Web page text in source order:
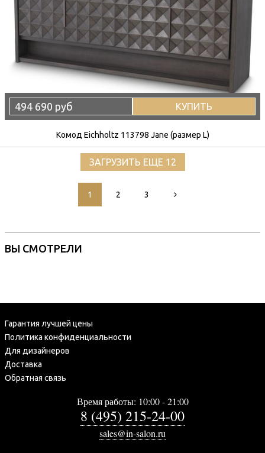
494 690 руб КУПИТЬ
Комод Eichholtz 113798 Jane (размер L)
ЗАГРУЗИТЬ ЕЩЕ 12
1 2 3
ВЫ СМОТРЕЛИ
Гарантия лучшей цены
Политика конфиденциальности
Для дизайнеров
Доставка
Обратная связь
Время работы: 10:00 - 21:00
8 (495) 215-24-00
sales@in-salon.ru